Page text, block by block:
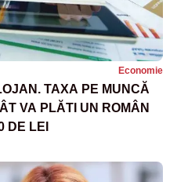
Economie
TAXA PE MUNCĂ
VA PLĂTI UN ROMÂN
DE LEI